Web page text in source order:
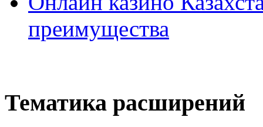
преимущества
Тематика расширений